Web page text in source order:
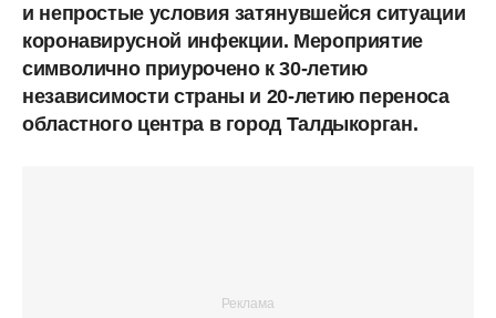
и непростые условия затянувшейся ситуации
коронавирусной инфекции. Мероприятие
символично приурочено к 30-летию
независимости страны и 20-летию переноса
областного центра в город Талдыкорган.